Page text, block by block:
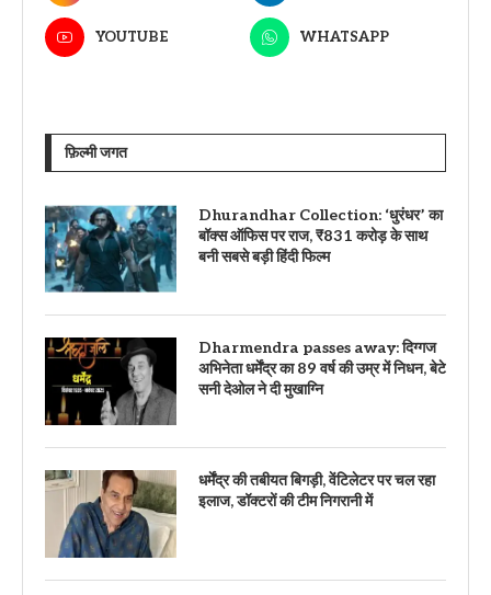
YOUTUBE WHATSAPP
फ़िल्मी जगत
Dhurandhar Collection: ‘धुरंधर’ का
बॉक्स ऑफिस पर राज, ₹831 करोड़ के साथ
बनी सबसे बड़ी हिंदी फिल्म
Dharmendra passes away: दिग्गज
अभिनेता धर्मेंद्र का 89 वर्ष की उम्र में निधन, बेटे
सनी देओल ने दी मुखाग्नि
धर्मेंद्र की तबीयत बिगड़ी, वेंटिलेटर पर चल रहा
इलाज, डॉक्टरों की टीम निगरानी में